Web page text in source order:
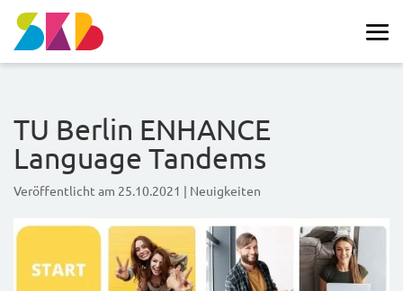
TU Berlin ENHANCE
Language Tandems
Veröffentlicht am 25.10.2021 | Neuigkeiten